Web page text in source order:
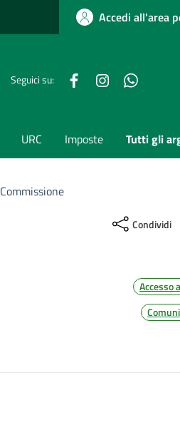
Accedi all'area
Seguici su: FacebookInstagram
URC Imposte Tutti gli
Condividi
Accesso